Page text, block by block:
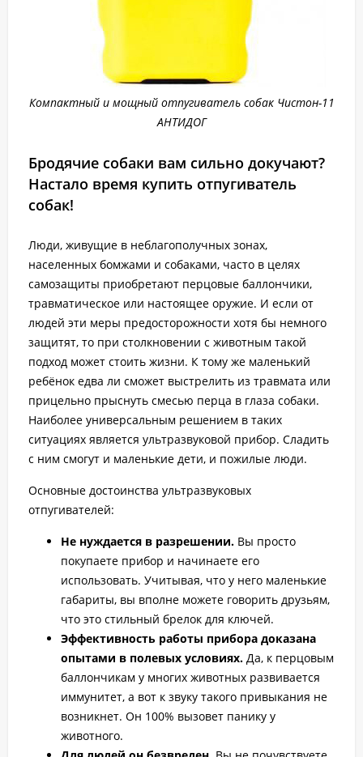
Компактный и мощный отпугиватель собак Чистон-11
АНТИДОГ
Бродячие собаки вам сильно докучают?
Настало время купить отпугиватель
собак!
Люди, живущие в неблагополучных зонах,
населенных бомжами и собаками, часто в целях
самозащиты приобретают перцовые баллончики,
травматическое или настоящее оружие. И если от
людей эти меры предосторожности хотя бы немного
защитят, то при столкновении с животным такой
подход может стоить жизни. К тому же маленький
ребёнок едва ли сможет выстрелить из травмата или
прицельно прыснуть смесью перца в глаза собаки.
Наиболее универсальным решением в таких
ситуациях является ультразвуковой прибор. Сладить
с ним смогут и маленькие дети, и пожилые люди.
Основные достоинства ультразвуковых
отпугивателей:
Не нуждается в разрешении. Вы просто
покупаете прибор и начинаете его
использовать. Учитывая, что у него маленькие
габариты, вы вполне можете говорить друзьям,
что это стильный брелок для ключей.
Эффективность работы прибора доказана
опытами в полевых условиях. Да, к перцовым
баллончикам у многих животных развивается
иммунитет, а вот к звуку такого привыкания не
возникнет. Он 100% вызовет панику у
животного.